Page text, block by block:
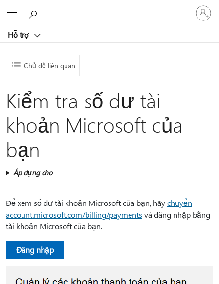
Hỗ trợ
Đăng
nhập
tài
Chủ đề liên quan
Kiểm tra số dư tài
khoản Microsoft của
bạn
Áp dụng cho
Để xem số dư tài khoản Microsoft của bạn, hãychuyển
account.microsoft.com/billing/payments và đăng nhập bằng
tài khoản Microsoft của bạn.
Đăng nhập